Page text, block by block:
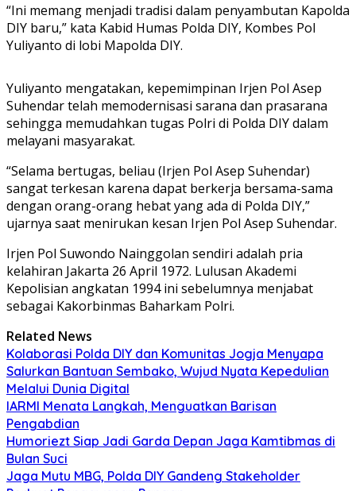
“Ini memang menjadi tradisi dalam penyambutan Kapolda
DIY baru,” kata Kabid Humas Polda DIY, Kombes Pol
Yuliyanto di lobi Mapolda DIY.
Yuliyanto mengatakan, kepemimpinan Irjen Pol Asep
Suhendar telah memodernisasi sarana dan prasarana
sehingga memudahkan tugas Polri di Polda DIY dalam
melayani masyarakat.
“Selama bertugas, beliau (Irjen Pol Asep Suhendar)
sangat terkesan karena dapat berkerja bersama-sama
dengan orang-orang hebat yang ada di Polda DIY,”
ujarnya saat menirukan kesan Irjen Pol Asep Suhendar.
Irjen Pol Suwondo Nainggolan sendiri adalah pria
kelahiran Jakarta 26 April 1972. Lulusan Akademi
Kepolisian angkatan 1994 ini sebelumnya menjabat
sebagai Kakorbinmas Baharkam Polri.
Related News
Kolaborasi Polda DIY dan Komunitas Jogja Menyapa
Salurkan Bantuan Sembako, Wujud Nyata Kepedulian
Melalui Dunia Digital
IARMI Menata Langkah, Menguatkan Barisan
Pengabdian
Humoriezt Siap Jadi Garda Depan Jaga Kamtibmas di
Bulan Suci
Jaga Mutu MBG, Polda DIY Gandeng Stakeholder